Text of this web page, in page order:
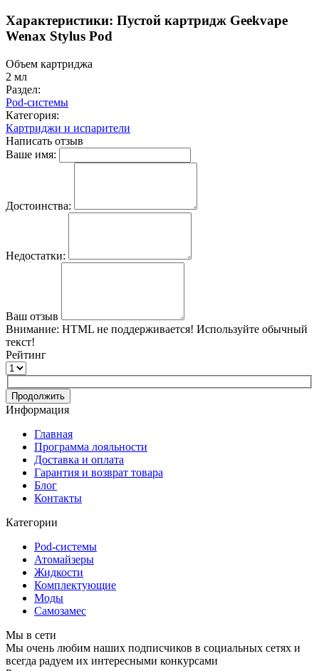
Характеристики: Пустой картридж Geekvape
Wenax Stylus Pod
Объем картриджа
2 мл
Раздел:
Pod-системы
Категория:
Картриджи и испарители
Написать отзыв
Ваше имя:
Достоинства:
Недостатки:
Ваш отзыв
Внимание: HTML не поддерживается! Используйте обычный
текст!
Рейтинг
Продолжить
Информация
Главная
Программа лояльности
Доставка и оплата
Гарантия и возврат товара
Блог
Контакты
Категории
Pod-системы
Атомайзеры
Жидкости
Комплектующие
Моды
Самозамес
Мы в сети
Мы очень любим наших подписчиков в социальных сетях и
всегда радуем их интересными конкурсами